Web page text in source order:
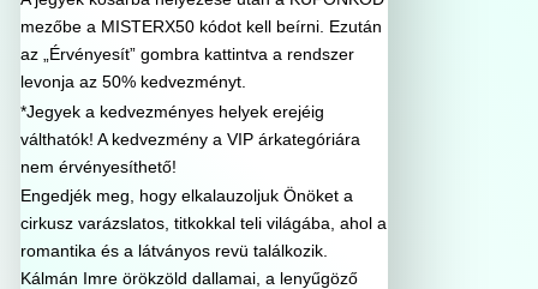
mezőbe a MISTERX50 kódot kell beírni. Ezután
az „Érvényesít” gombra kattintva a rendszer
levonja az 50% kedvezményt.
*Jegyek a kedvezményes helyek erejéig
válthatók! A kedvezmény a VIP árkategóriára
nem érvényesíthető!
Engedjék meg, hogy elkalauzoljuk Önöket a
cirkusz varázslatos, titkokkal teli világába, ahol a
romantika és a látványos revü találkozik.
Kálmán Imre örökzöld dallamai, a lenyűgöző